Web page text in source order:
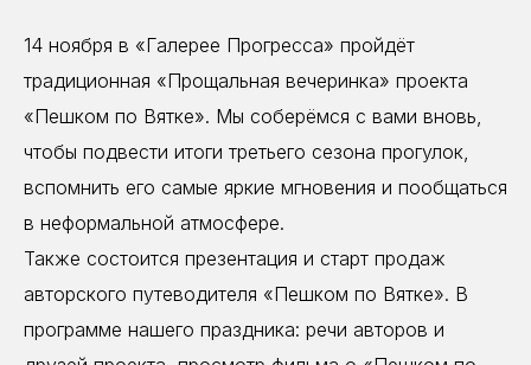
14 ноября в «Галерее Прогресса» пройдёт
традиционная «Прощальная вечеринка» проекта
«Пешком по Вятке». Мы соберёмся с вами вновь,
чтобы подвести итоги третьего сезона прогулок,
вспомнить его самые яркие мгновения и пообщаться
в неформальной атмосфере.
Также состоится презентация и старт продаж
авторского путеводителя «Пешком по Вятке». В
программе нашего праздника: речи авторов и